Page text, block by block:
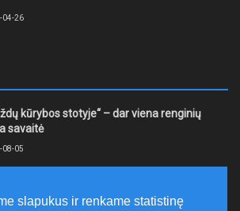
04-26
kūrybos stotyje“ – dar viena renginių
savaitė
08-05
trys nauji kūriniai
slapukus ir renkame statistinę